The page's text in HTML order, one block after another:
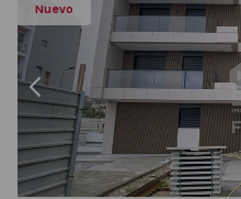
Nuevo
Anterior